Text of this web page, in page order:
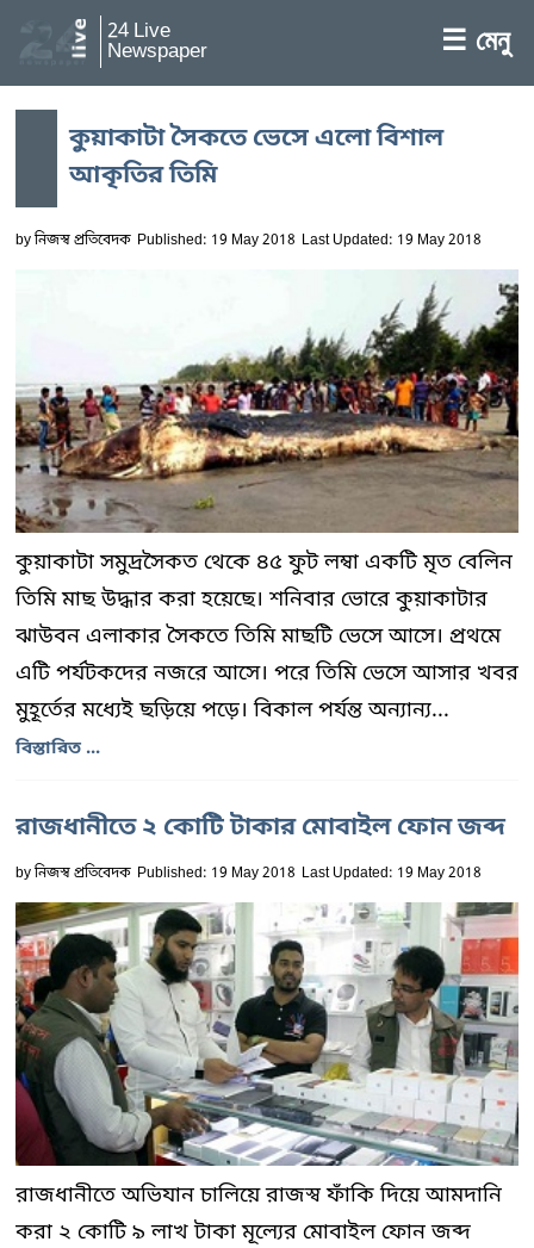
24 Live
Newspaper ☰ মেনু
কুয়াকাটা সৈকতে ভেসে এলো বিশাল
আকৃতির তিমি
byনিজস্ব প্রতিবেদক Published: 19 May 2018 Last Updated: 19 May 2018
কুয়াকাটা সমুদ্রসৈকত থেকে ৪৫ ফুট লম্বা একটি মৃত বেলিন
তিমি মাছ উদ্ধার করা হয়েছে। শনিবার ভোরে কুয়াকাটার
ঝাউবন এলাকার সৈকতে তিমি মাছটি ভেসে আসে। প্রথমে
এটি পর্যটকদের নজরে আসে। পরে তিমি ভেসে আসার খবর
মুহূর্তের মধ্যেই ছড়িয়ে পড়ে। বিকাল পর্যন্ত অন্যান্য...
বিস্তারিত ...
রাজধানীতে ২ কোটি টাকার মোবাইল ফোন জব্দ
byনিজস্ব প্রতিবেদক Published: 19 May 2018 Last Updated: 19 May 2018
রাজধানীতে অভিযান চালিয়ে রাজস্ব ফাঁকি দিয়ে আমদানি
করা ২ কোটি ৯ লাখ টাকা মূল্যের মোবাইল ফোন জব্দ